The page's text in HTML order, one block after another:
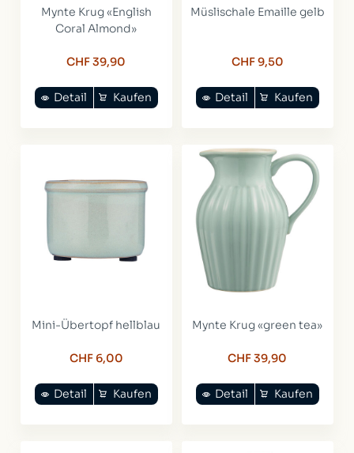
Mynte Krug «English
Coral Almond»
CHF 39,90
Kaufen
Detail
Müslischale Emaille gelb
CHF 9,50
Kaufen
Detail
Mini-Übertopf hellblau
CHF 6,00
Kaufen
Detail
Mynte Krug «green tea»
CHF 39,90
Kaufen
Detail